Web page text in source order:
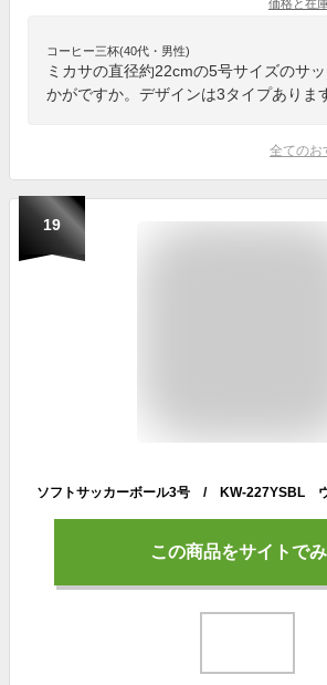
価格と在
コーヒー三杯(40代・男性)
ミカサの直径約22cmの5号サイズのサ
かがですか。デザインは3タイプありま
全てのお
19
この商品をサイトで